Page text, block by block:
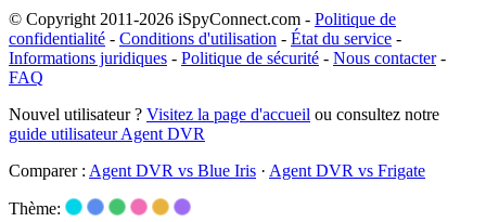
© Copyright 2011-2026 iSpyConnect.com - Politique de
confidentialité - Conditions d'utilisation - État du service -
Informations juridiques - Politique de sécurité - Nous contacter-
FAQ
Nouvel utilisateur ? Visitez la page d'accueil ou consultez notre
guide utilisateur Agent DVR
Comparer : Agent DVR vs Blue Iris · Agent DVR vs Frigate
Thème: